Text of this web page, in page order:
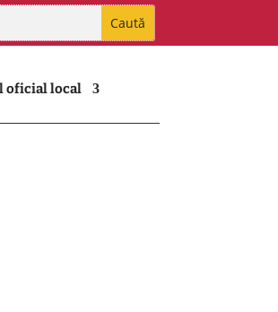
oficial local